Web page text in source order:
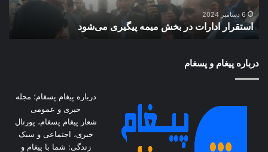
6 دسامبر 2024
استقرار ادارات در بخش میمه پیگیری می‌شود
درباره پیغام و پسغام
درباره پیغام پسغام؛ مجله
خبری و عمومی
شعار پیغام پسغام، پورتال
خبری، اجتماعی و سبک
زندگی: شما با پیغام و